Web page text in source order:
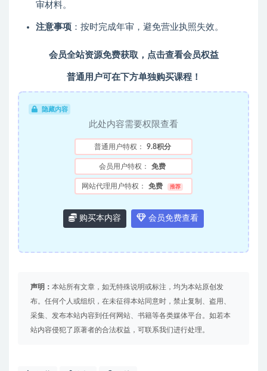
审材料。
注意事项 ：按时完成年审，避免营业执照失效。
会员全站资源免费获取，点击查看会员权益
普通用户可在下方单独购买课程！
隐藏内容
此处内容需要权限查看
普通用户特权： 9.8积分
会员用户特权： 免费
网站代理用户特权： 免费 推荐
购买本内容 会员免费查看
声明： 本站所有文章，如无特殊说明或标注，均为本站原创发
布。任何个人或组织，在未征得本站同意时，禁止复制、盗用、
采集、发布本站内容到任何网站、书籍等各类媒体平台。如若本
站内容侵犯了原著者的合法权益，可联系我们进行处理。